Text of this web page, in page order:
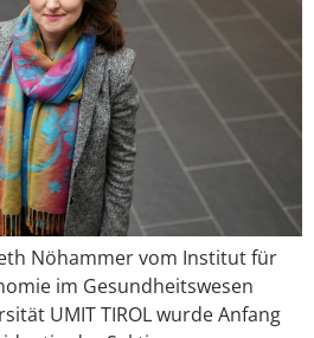
Nöhammer vom Institut für
im Gesundheitswesen
UMIT TIROL wurde Anfang